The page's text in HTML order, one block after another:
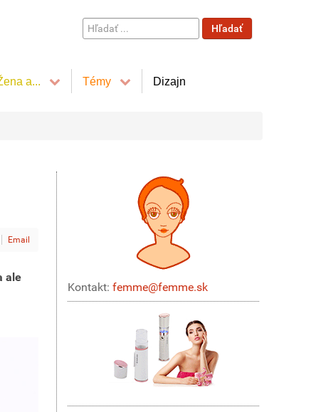
Hľadať
...
Hľadať
a... Témy Dizajn
Email
ale
Kontakt: femme@femme.sk